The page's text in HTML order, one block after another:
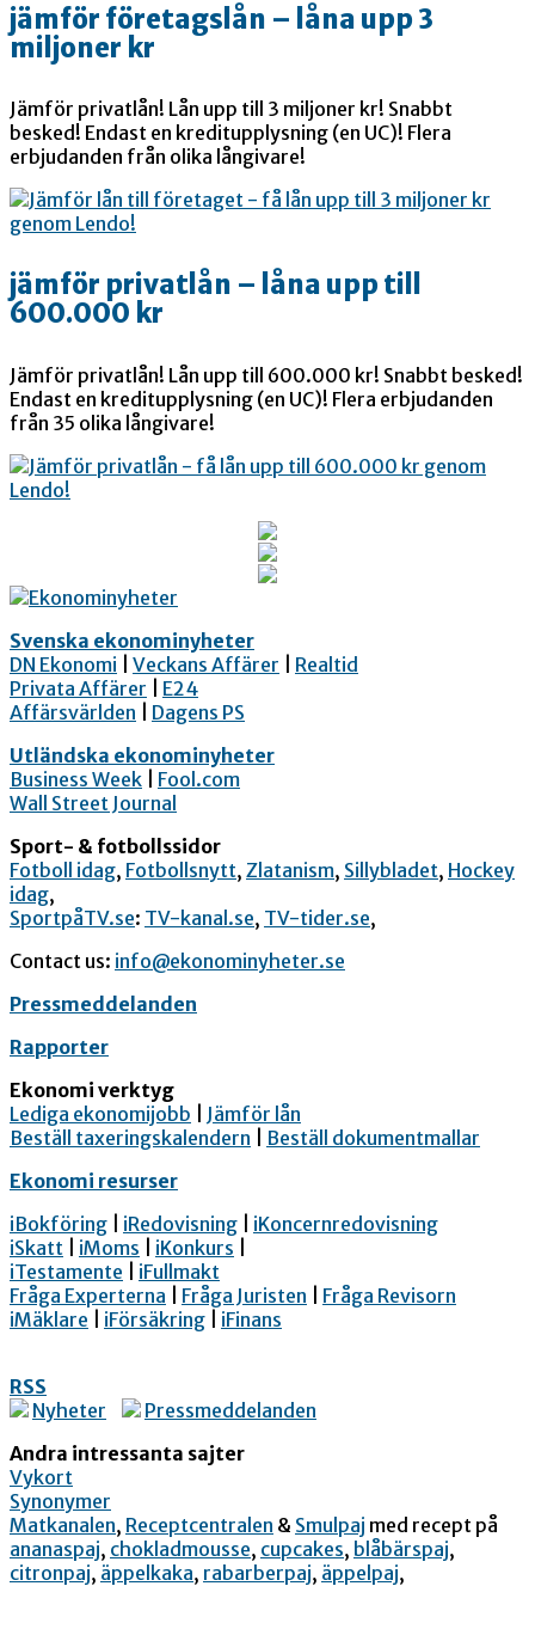
jämför företagslån – låna upp 3
miljoner kr
Jämför privatlån! Lån upp till 3 miljoner kr! Snabbt
besked! Endast en kreditupplysning (en UC)! Flera
erbjudanden från olika långivare!
jämför privatlån – låna upp till
600.000 kr
Jämför privatlån! Lån upp till 600.000 kr! Snabbt besked!
Endast en kreditupplysning (en UC)! Flera erbjudanden
från 35 olika långivare!
Svenska ekonominyheter
DN Ekonomi
Veckans Affärer
Realtid
Privata Affärer
E24
Affärsvärlden
Dagens PS
Utländska ekonominyheter
Business Week
Fool.com
Wall Street Journal
Sport- & fotbollssidor
Fotboll idag, Fotbollsnytt, Zlatanism, Sillybladet, Hockey
idag,
SportpåTV.se: TV-kanal.se, TV-tider.se,
Contact us: info@ekonominyheter.se
Pressmeddelanden
Rapporter
Ekonomi verktyg
Lediga ekonomijobb
Jämför lån
Beställ taxeringskalendern
Beställ dokumentmallar
Ekonomi resurser
iBokföring
iRedovisning
iKoncernredovisning
iSkatt
iMoms iKonkurs
iTestamente
iFullmakt
Fråga Experterna
Fråga Juristen
Fråga Revisorn
iMäklare
iFörsäkring iFinans
RSS
Nyheter
Pressmeddelanden
Andra intressanta sajter
Vykort
Synonymer
Matkanalen, Receptcentralen & Smulpaj med recept på
ananaspaj, chokladmousse, cupcakes, blåbärspaj,
citronpaj, äppelkaka, rabarberpaj, äppelpaj,